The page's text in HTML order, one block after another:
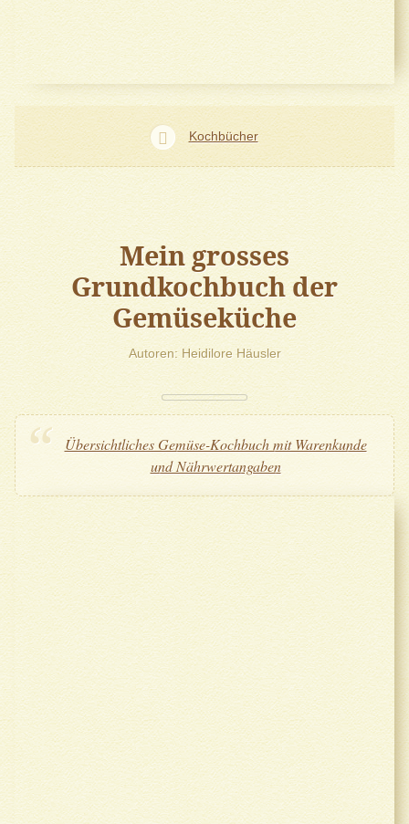
Kochbücher
Mein grosses
Grundkochbuch der
Gemüseküche
Autoren Heidilore Häusler
Übersichtliches Gemüse-Kochbuch mit Warenkunde
und Nährwertangaben